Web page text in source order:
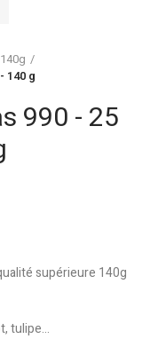
140 g
990 - 25
supérieure 140g
tulipe...